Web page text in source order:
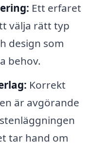
Ett erfaret
välja rätt typ
design som
behov.
Korrekt
är avgörande
tar hand om